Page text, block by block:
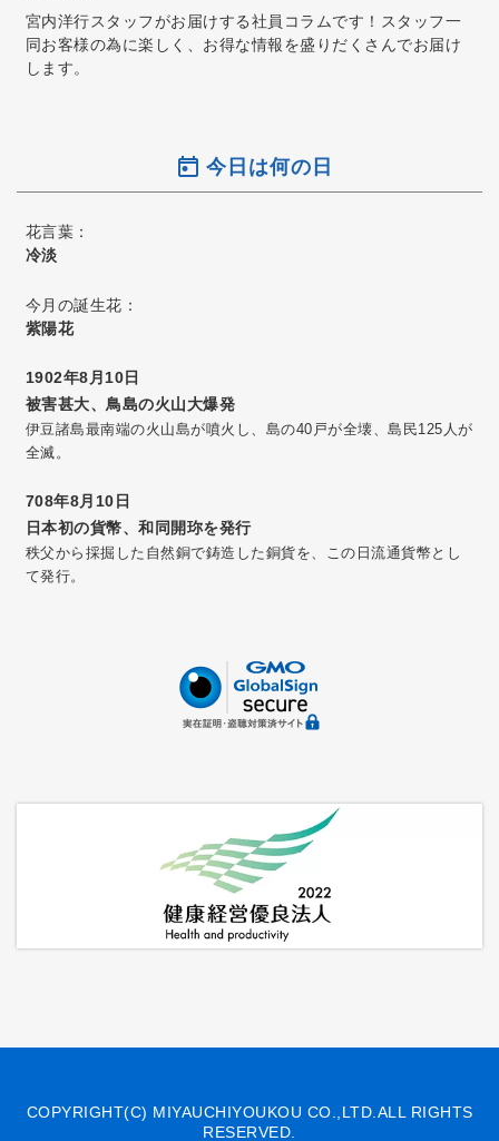
宮内洋行スタッフがお届けする社員コラムです！スタッフ一
同お客様の為に楽しく、お得な情報を盛りだくさんでお届け
します。
今日は何の日
花言葉：
冷淡
今月の誕生花：
紫陽花
1902年8月10日
被害甚大、鳥島の火山大爆発
伊豆諸島最南端の火山島が噴火し、島の40戸が全壊、島民125人が
全滅。
708年8月10日
日本初の貨幣、和同開珎を発行
秩父から採掘した自然銅で鋳造した銅貨を、この日流通貨幣とし
て発行。
COPYRIGHT(C) MIYAUCHIYOUKOU CO.,LTD.ALL RIGHTS
RESERVED.